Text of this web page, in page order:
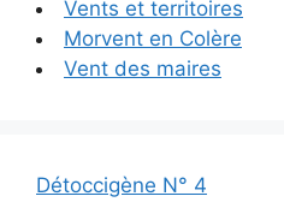
Vents et territoires
Morvent en Colère
Vent des maires
Détoccigène N° 4